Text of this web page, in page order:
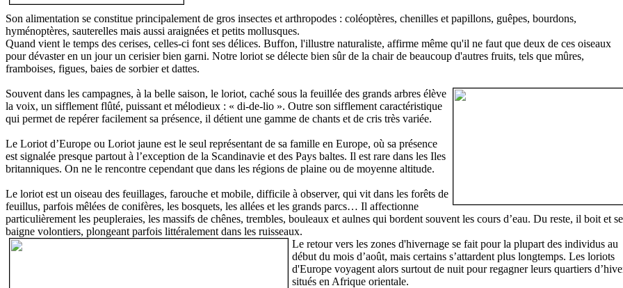
Son alimentation se constitue principalement de gros insectes et arthropodes : coléoptères, chenilles et papillons, guêpes, bourdons,
hyménoptères, sauterelles mais aussi araignées et petits mollusques.
Quand vient le temps des cerises, celles-ci font ses délices. Buffon, l'illustre naturaliste, affirme même qu'il ne faut que deux de ces oiseaux
pour dévaster en un jour un cerisier bien garni. Notre loriot se délecte bien sûr de la chair de beaucoup d'autres fruits, tels que mûres,
framboises, figues, baies de sorbier et dattes.
Souvent dans les campagnes, à la belle saison, le loriot, caché sous la feuillée des grands arbres élève
la voix, un sifflement flûté, puissant et mélodieux : « di-de-lio ». Outre son sifflement caractéristique
qui permet de repérer facilement sa présence, il détient une gamme de chants et de cris très variée.
Le Loriot d’Europe ou Loriot jaune est le seul représentant de sa famille en Europe, où sa présence
est signalée presque partout à l’exception de la Scandinavie et des Pays baltes. Il est rare dans les Iles
britanniques. On ne le rencontre cependant que dans les régions de plaine ou de moyenne altitude.
Le loriot est un oiseau des feuillages, farouche et mobile, difficile à observer, qui vit dans les forêts de
feuillus, parfois mêlées de conifères, les bosquets, les allées et les grands parcs… Il affectionne
particulièrement les peupleraies, les massifs de chênes, trembles, bouleaux et aulnes qui bordent souvent les cours d’eau. Du reste, il boit et se
baigne volontiers, plongeant parfois littéralement dans les ruisseaux.
Le retour vers les zones d'hivernage se fait pour la plupart des individus au
début du mois d’août, mais certains s’attardent plus longtemps. Les loriots
d'Europe voyagent alors surtout de nuit pour regagner leurs quartiers
situés en Afrique orientale.